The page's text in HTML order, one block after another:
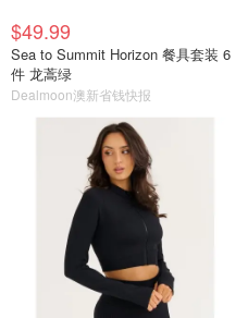
$49.99
Sea to Summit Horizon 餐具套装 6
件 龙蒿绿
Dealmoon澳新省钱快报